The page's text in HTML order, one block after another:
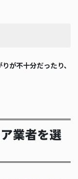
が不十分だったり、
業者を選